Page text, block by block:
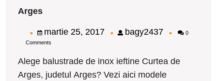
Argesbalustrade
inox
ieftine
Curtea
de
Arges
martie 25, 2017martie
2017
bagy2437bagy2437
0
Comments
Alege balustrade de inox ieftine Curtea de
Arges, judetul Arges? Vezi aici modele